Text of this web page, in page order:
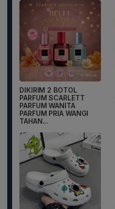
DIKIRIM 2 BOTOL
PARFUM SCARLETT
PARFUM WANITA
PARFUM PRIA WANGI
TAHAN...